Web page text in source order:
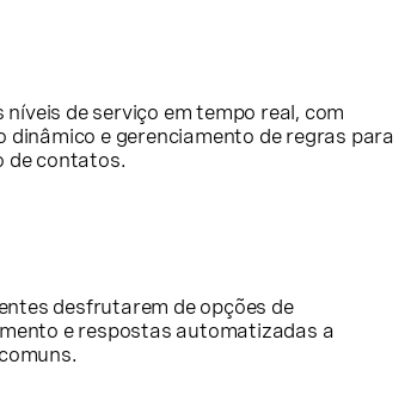
níveis de serviço em tempo real, com
dinâmico e gerenciamento de regras para
de contatos.
desfrutarem de opções de
e respostas automatizadas a